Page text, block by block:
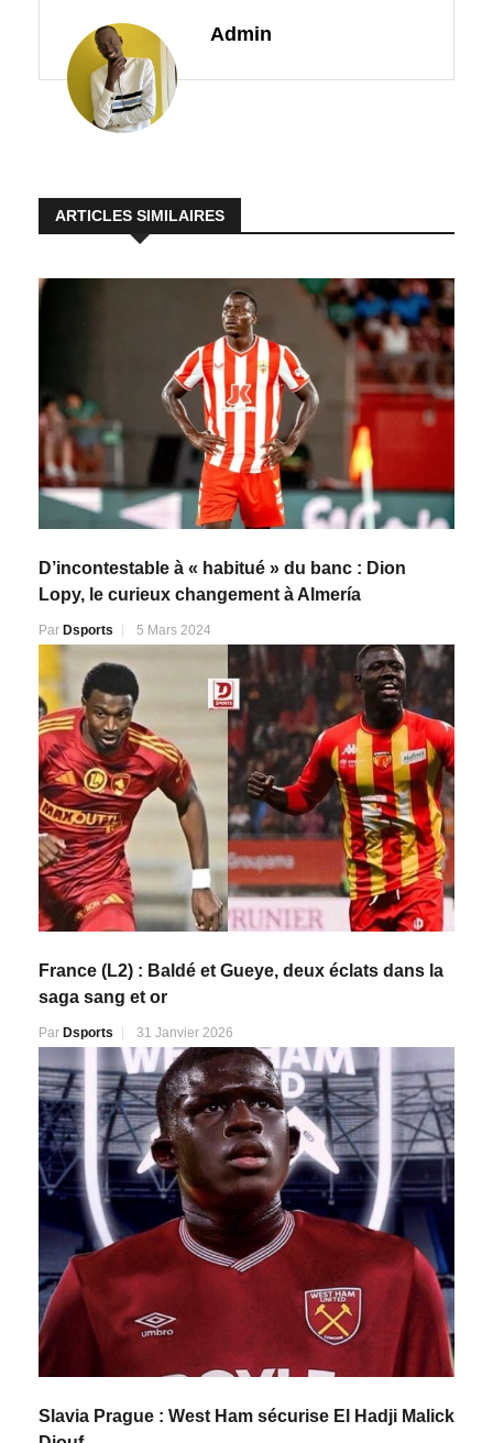
Admin
ARTICLES SIMILAIRES
D’incontestable à « habitué » du banc : Dion
Lopy, le curieux changement à Almería
Par Dsports 5 Mars 2024
France (L2) : Baldé et Gueye, deux éclats dans la
saga sang et or
Par Dsports 31 Janvier 2026
Slavia Prague : West Ham sécurise El Hadji Malick